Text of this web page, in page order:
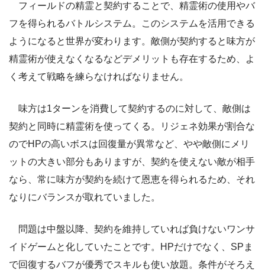
フィールドの精霊と契約することで、精霊術の使用やバ
フを得られるバトルシステム。このシステムを活用できる
ようになると世界が変わります。敵側が契約すると味方が
精霊術が使えなくなるなどデメリットも存在するため、よ
く考えて戦略を練らなければなりません。
味方は1ターンを消費して契約するのに対して、敵側は
契約と同時に精霊術を使ってくる。リジェネ効果が割合な
のでHPの高いボスは回復量が異常など、やや敵側にメリ
ットの大きい部分もありますが、契約を使えない敵が相手
なら、常に味方が契約を続けて恩恵を得られるため、それ
なりにバランスが取れていました。
問題は中盤以降、契約を維持していれば負けないワンサ
イドゲームと化していたことです。HPだけでなく、SPま
で回復するバフが優秀でスキルも使い放題。条件がそろえ